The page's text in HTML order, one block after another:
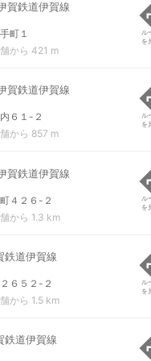
賀鉄道伊賀線
町１
から 421 m
ル
を
賀鉄道伊賀線
６１-２
から 857 m
ル
を
賀鉄道伊賀線
４２６-２
から 1.3 km
ル
を
鉄道伊賀線
６５２-２
から 1.5 km
ル
を
鉄道伊賀線